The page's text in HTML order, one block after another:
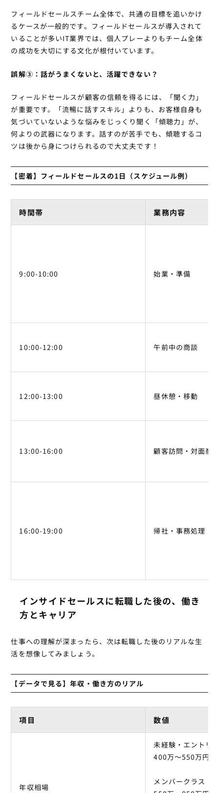
フィールドセールスチーム全体で、共通の目標を追いかけ
るケースが一般的です。フィールドセールスが導入されて
いることが多いIT業界では、個人プレーよりもチーム全体
の成功を大切にする文化が根付いています。
誤解③：話がうまくないと、活躍できない？
フィールドセールスが顧客の信頼を得るには、「聞く力」
が重要です。「流暢に話すスキル」よりも、お客様自身も
気づいていないような悩みをじっくり聞く「傾聴力」が、
何よりの武器になります。話すのが苦手でも、傾聴するコ
ツは後から身につけられるので大丈夫です！
【密着】フィールドセールスの1日（スケジュール例）
時間帯 業務内容
9:00-10:00 始業・準備
10:00-12:00 午前中の商談
12:00-13:00 昼休憩・移動
13:00-16:00 顧客訪問・対面商
16:00-19:00 帰社・事務処理
インサイドセールスに転職した後の、働き
方とキャリア
仕事への理解が深まったら、次は転職した後のリアルな生
活を想像してみましょう。
【データで見る】年収・働き方のリアル
項目 数値
年収相場
未経験・エントリ
400万〜550万円
メンバークラス（